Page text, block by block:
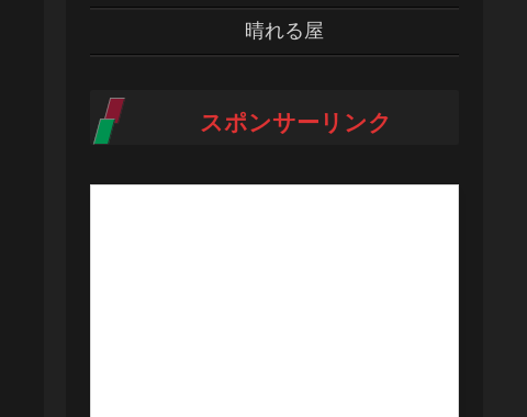
晴れる屋
スポンサーリンク